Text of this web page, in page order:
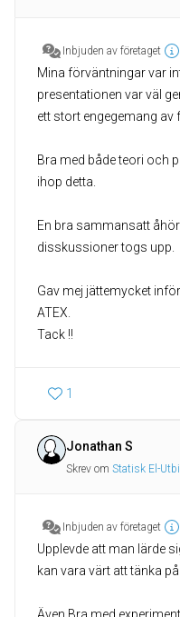
Inbjuden av företaget
Mina förväntningar var
presentationen var väl
ett stort engegemang av
Bra med både teori och
ihop detta.
En bra sammansatt
disskussioner togs upp.
Gav mej jättemycket
ATEX.
Tack !!
1
Jonathan S
Skrev om Statisk El-
Inbjuden av företaget
Upplevde att man lärde
kan vara värt att tänka